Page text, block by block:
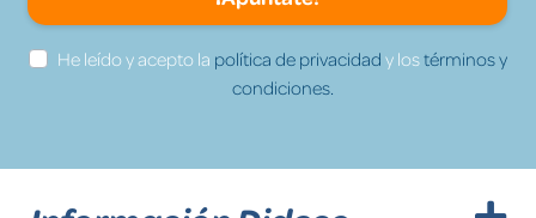
He leído y acepto la política de privacidad y lostérminos y
condiciones.